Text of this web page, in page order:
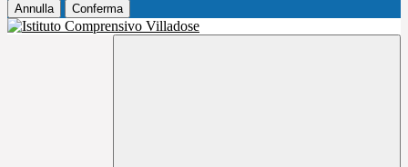
Annulla Conferma